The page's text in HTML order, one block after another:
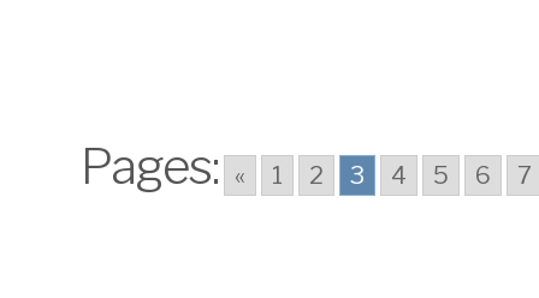
Pages: « 1 2 3 4 5 6 7